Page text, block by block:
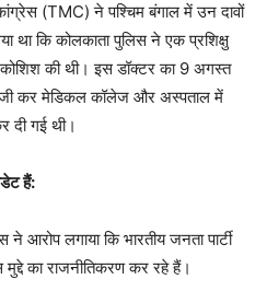
(TMC) ने पश्चिम बंगाल में उन दावों
था कि कोलकाता पुलिस ने एक प्रशिक्षु
कोशिश की थी। इस डॉक्टर का 9 अगस्त
कर मेडिकल कॉलेज और अस्पताल में
दी गई थी।
हैं:
आरोप लगाया कि भारतीय जनता पार्टी
का राजनीतिकरण कर रहे हैं।